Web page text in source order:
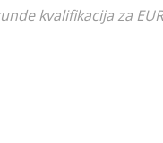
kvalifikacija za